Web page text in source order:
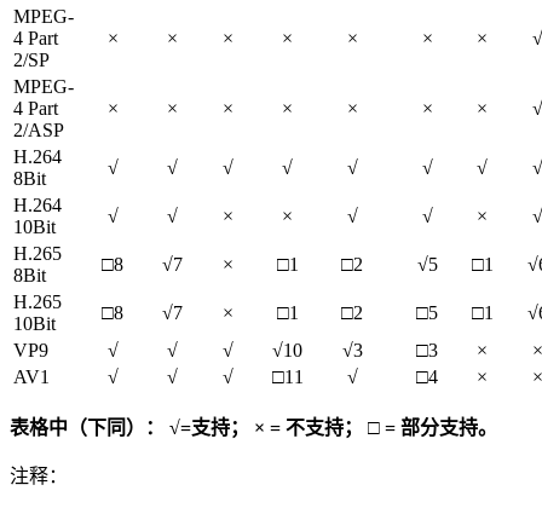
MPEG-
4 Part
2/SP
× × × × × × × √
MPEG-
4 Part
2/ASP
× × × × × × × √
H.264
8Bit
√ √ √ √ √ √ √
√
H.264
10Bit
√ √ × × √ √ ×
√
H.265
8Bit
□8 √7 × □1 □2 √5 □1
H.265
10Bit
□8 √7 × □1 □2 □5 □1
VP9
√ √ √ √10 √3 □3 ×
×
AV1
√ √ √ □11 √ □4 × ×
表格中（下同）： √=支持； × = 不支持； □ = 部分支持。
注释：